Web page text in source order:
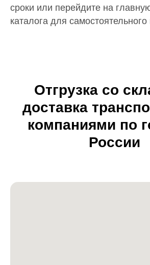
сроки или перейдите на
каталога для самостоятельного
Отгрузка со
доставка
компаниями по
России